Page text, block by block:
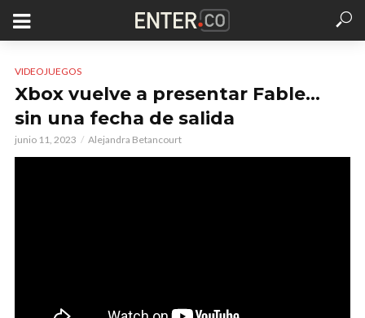
VIDEOJUEGOS
Xbox vuelve a presentar Fable…
sin una fecha de salida
junio 11, 2023 Alejandra Betancourt